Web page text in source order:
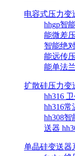
电容式压力变
hhgp智
能微差
智能绝
能远传
能单法
扩散硅压力变
hh316
hh316
hh308
送器
单晶硅变送器